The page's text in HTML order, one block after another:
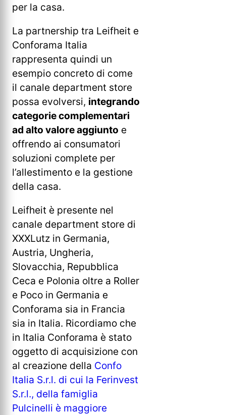
per la casa.
La partnership tra Leifheit e
Conforama Italia
rappresenta quindi un
esempio concreto di come
il canale department store
possa evolversi, integrando
categorie complementari
ad alto valore aggiunto e
offrendo ai consumatori
soluzioni complete per
l’allestimento e la gestione
della casa.
Leifheit è presente nel
canale department store di
XXXLutz in Germania,
Austria, Ungheria,
Slovacchia, Repubblica
Ceca e Polonia oltre a Roller
e Poco in Germania e
Conforama sia in Francia
sia in Italia. Ricordiamo che
in Italia Conforama è stato
oggetto di acquisizione con
al creazione della Confo
Italia S.r.l. di cui la Ferinvest
S.r.l., della famiglia
Pulcinelli è maggiore